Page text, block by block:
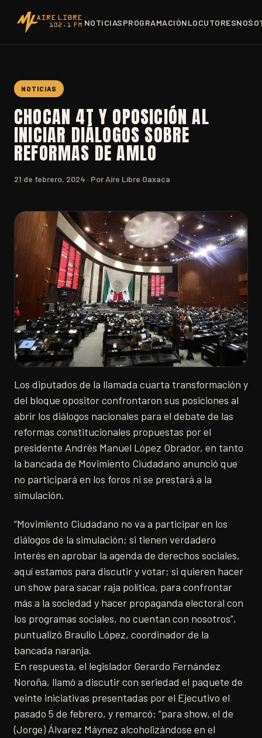
NOTICIASPROGRAMACIÓNLOCUTORES
NOTICIAS
CHOCAN 4T Y OPOSICIÓN AL
INICIAR DIÁLOGOS SOBRE
REFORMAS DE AMLO
21 de febrero, 2024 · Por Aire Libre Oaxaca
Los diputados de la llamada cuarta transformación y
del bloque opositor confrontaron sus posiciones al
abrir los diálogos nacionales para el debate de las
reformas constitucionales propuestas por el
presidente Andrés Manuel López Obrador, en tanto
la bancada de Movimiento Ciudadano anunció que
no participará en los foros ni se prestará a la
simulación.
“Movimiento Ciudadano no va a participar en los
diálogos de la simulación; si tienen verdadero
interés en aprobar la agenda de derechos sociales,
aquí estamos para discutir y votar; si quieren hacer
un show para sacar raja política, para confrontar
más a la sociedad y hacer propaganda electoral con
los programas sociales, no cuentan con nosotros”,
puntualizó Braulio López, coordinador de la
bancada naranja.
En respuesta, el legislador Gerardo Fernández
Noroña, llamó a discutir con seriedad el paquete de
veinte iniciativas presentadas por el Ejecutivo el
pasado 5 de febrero, y remarcó: “para show, el de
(Jorge) Álvarez Máynez alcoholizándose en el